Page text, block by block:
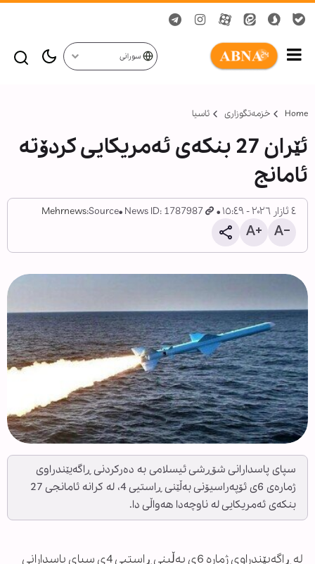
سورانی
Home خزمەتگوزاری ئاسیا
ئێران 27 بنکەی ئەمریکایی کردۆتە
ئامانج
٤ ئازار ٢٠٢٦ - ١٥:٤٩ News ID: 1787987
Source:
Mehrnews
سپای پاسدارانی شۆڕشی ئیسلامی بە دەرکردنی ڕاگەیێندراوی
ژمارەی 6ی ئۆپەراسیۆنی بەڵێنی ڕاستیی 4، لە کرانە ئامانجی 27
بنکەی ئەمریکایی لە ناوچەدا هەواڵی دا.
لە ڕاگەیێندراوی ژمارە 6ی بەڵینی ڕاستیی 4ی سپای پاسدارانی